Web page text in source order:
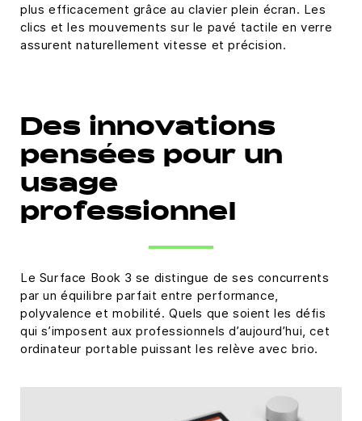
plus efficacement grâce au clavier plein écran. Les
clics et les mouvements sur le pavé tactile en verre
assurent naturellement vitesse et précision.
Des innovations
pensées pour un
usage
professionnel
Le Surface Book 3 se distingue de ses concurrents
par un équilibre parfait entre performance,
polyvalence et mobilité. Quels que soient les défis
qui s’imposent aux professionnels d’aujourd’hui, cet
ordinateur portable puissant les relève avec brio.